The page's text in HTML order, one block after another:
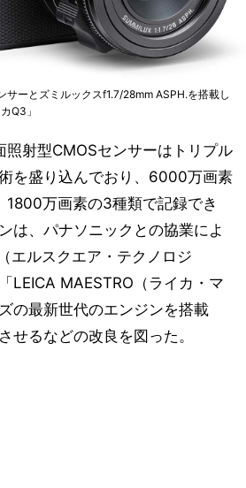
ーとズミルックスf1.7/28mm ASPH.を搭載し
Q3」
射型CMOSセンサーはトリプル
を盛り込んでおり、6000万画素
万画素の3種類で記録でき
は、パナソニックとの協業によ
エルスクエア・テクノロジ
LEICA MAESTRO（ライカ・マ
の最新世代のエンジンを搭載
せるなどの改良を図った。